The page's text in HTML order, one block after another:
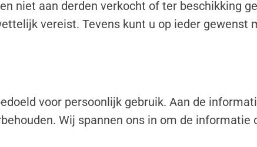
niet aan derden verkocht of ter beschikking
vereist. Tevens kunt u op ieder gewenst
voor persoonlijk gebruik. Aan de
Wij spannen ons in om de